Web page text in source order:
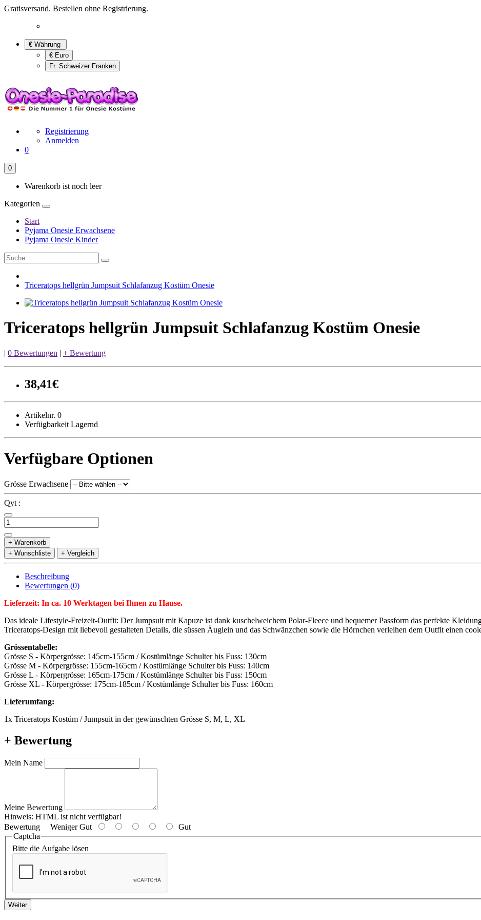
Gratisversand. Bestellen ohne Registrierung.
€ Währung
€ Euro
Fr. Schweizer Franken
Registrierung
Anmelden
0
0
Warenkorb ist noch leer
Kategorien
Start
Pyjama Onesie Erwachsene
Pyjama Onesie Kinder
Triceratops hellgrün Jumpsuit Schlafanzug Kostüm Onesie
Triceratops hellgrün Jumpsuit Schlafanzug Kostüm Onesie
| 0 Bewertungen | + Bewertung
38,41€
Artikelnr. 0
Verfügbarkeit Lagernd
Verfügbare Optionen
Grösse Erwachsene
Qyt :
+ Warenkorb
+ Wunschliste
+ Vergleich
Beschreibung
Bewertungen (0)
Lieferzeit: In ca. 10 Werktagen bei Ihnen zu Hause.
Das ideale Lifestyle-Freizeit-Outfit: Der Jumpsuit mit Kapuze ist dank kuschelweichem Polar-Fleece und bequemer Passform das perfekte
Triceratops-Design mit liebevoll gestalteten Details, die süssen Äuglein und das Schwänzchen sowie die Hörnchen verleihen dem Outfit einen
Grössentabelle:
Grösse S - Körpergrösse: 145cm-155cm / Kostümlänge Schulter bis Fuss: 130cm
Grösse M - Körpergrösse: 155cm-165cm / Kostümlänge Schulter bis Fuss: 140cm
Grösse L - Körpergrösse: 165cm-175cm / Kostümlänge Schulter bis Fuss: 150cm
Grösse XL - Körpergrösse: 175cm-185cm / Kostümlänge Schulter bis Fuss: 160cm
Lieferumfang:
1x Triceratops Kostüm / Jumpsuit in der gewünschten Grösse S, M, L, XL
+ Bewertung
Mein Name
Meine Bewertung
Hinweis: HTML ist nicht verfügbar!
Bewertung Weniger Gut
Gut
Captcha
Bitte die Aufgabe lösen
Weiter